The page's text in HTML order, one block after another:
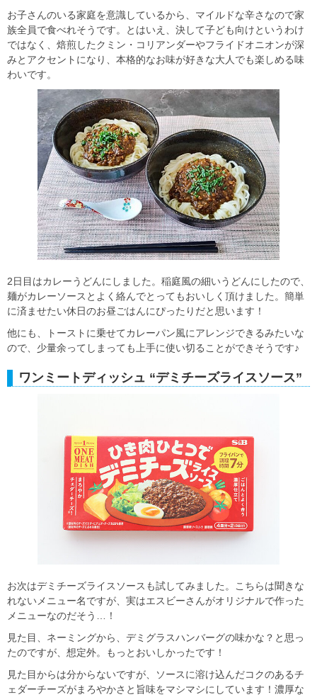
お子さんのいる家庭を意識しているから、マイルドな辛さなので家
族全員で食べれそうです。とはいえ、決して子ども向けというわけ
ではなく、焙煎したクミン・コリアンダーやフライドオニオンが深
みとアクセントになり、本格的なお味が好きな大人でも楽しめる味
わいです。
2日目はカレーうどんにしました。稲庭風の細いうどんにしたので、
麺がカレーソースとよく絡んでとってもおいしく頂けました。簡単
に済ませたい休日のお昼ごはんにぴったりだと思います！
他にも、トーストに乗せてカレーパン風にアレンジできるみたいな
ので、少量余ってしまっても上手に使い切ることができそうです♪
ワンミートディッシュ “デミチーズライスソース”
お次はデミチーズライスソースも試してみました。こちらは聞きな
れないメニュー名ですが、実はエスビーさんがオリジナルで作った
メニューなのだそう…！
見た目、ネーミングから、デミグラスハンバーグの味かな？と思っ
たのですが、想定外。もっとおいしかったです！
見た目からは分からないですが、ソースに溶け込んだコクのあるチ
ェダーチーズがまろやかさと旨味をマシマシにしています！濃厚な